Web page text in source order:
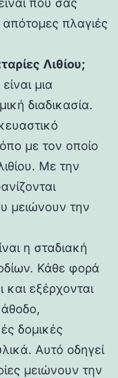
απότομες πλαγιές
Λιθίου;
μια
διαδικασία.
με τον οποίο
Με την
μειώνουν την
η σταδιακή
Κάθε φορά
και εξέρχονται
δομικές
Αυτό οδηγεί
μειώνουν την